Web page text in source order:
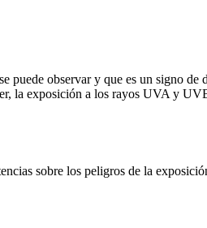
puede observar y que es un signo de
la exposición a los rayos UVA y
sobre los peligros de la